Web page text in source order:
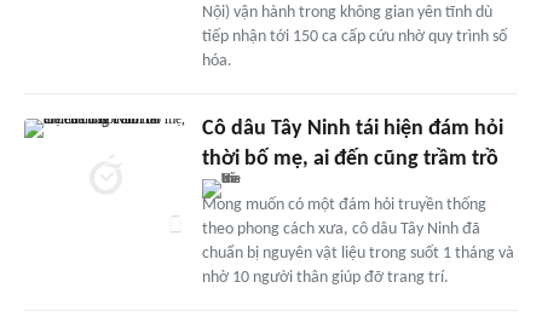
Nội) vận hành trong không gian yên tĩnh dù
tiếp nhận tới 150 ca cấp cứu nhờ quy trình số
hóa.
Cô dâu Tây Ninh tái hiện đám hỏi
thời bố mẹ, ai đến cũng trầm trồ
Mong muốn có một đám hỏi truyền thống
theo phong cách xưa, cô dâu Tây Ninh đã
chuẩn bị nguyên vật liệu trong suốt 1 tháng và
nhờ 10 người thân giúp đỡ trang trí.